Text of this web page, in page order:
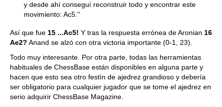
y desde ahí conseguí reconstruir todo y encontrar este
movimiento: Ac5.''
Así que fue 15 ...Ac5! Y tras la respuesta errónea de Aronian 16
Ae2? Anand se alzó con otra victoria importante (0-1, 23).
Todo muy interesante. Por otra parte, todas las herramientas
habituales de ChessBase están disponibles en alguna parte y
hacen que esto sea otro festín de ajedrez grandioso y debería
ser obligatorio para cualquier jugador que se tome el ajedrez en
serio adquirir ChessBase Magazine.